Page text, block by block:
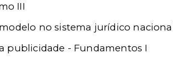
III
no sistema jurídico
publicidade - Fundamentos I